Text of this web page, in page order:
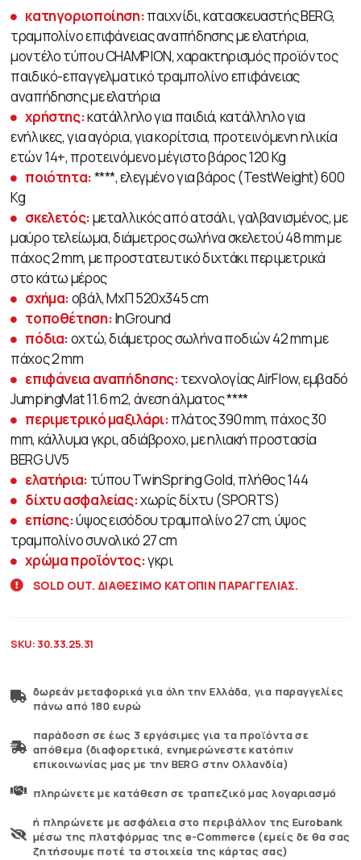
κατηγοριοποίηση:παιχνίδι, κατασκευαστής BERG,
τραμπολίνο επιφάνειας αναπήδησης με ελατήρια,
μοντέλο τύπου CHAMPION, χαρακτηρισμός προϊόντος
παιδικό-επαγγελματικό τραμπολίνο επιφάνειας
αναπήδησης με ελατήρια
χρήστης:κατάλληλο για παιδιά, κατάλληλο για
ενήλικες, για αγόρια, για κορίτσια, προτεινόμενη ηλικία
ετών 14+, προτεινόμενο μέγιστο βάρος 120 Kg
ποιότητα:****, ελεγμένο για βάρος (TestWeight) 600
Kg
σκελετός:μεταλλικός από ατσάλι, γαλβανισμένος, με
μαύρο τελείωμα, διάμετρος σωλήνα σκελετού 48 mm με
πάχος 2 mm, με προστατευτικό διχτάκι περιμετρικά
στο κάτω μέρος
σχήμα:οβάλ, ΜχΠ 520x345 cm
τοποθέτηση:InGround
πόδια:οχτώ, διάμετρος σωλήνα ποδιών 42 mm με
πάχος 2 mm
επιφάνεια αναπήδησης:τεχνολογίας AirFlow, εμβαδό
JumpingMat 11.6 m2, άνεση άλματος ****
περιμετρικό μαξιλάρι:πλάτος 390 mm, πάχος 30
mm, κάλλυμα γκρι, αδιάβροχο, με ηλιακή προστασία
BERG UV5
ελατήρια: τύπου TwinSpring Gold, πλήθος 144
δίχτυ ασφαλείας:χωρίς δίχτυ (SPORTS)
επίσης:ύψος εισόδου τραμπολίνο 27 cm, ύψος
τραμπολίνο συνολικό 27 cm
χρώμα προϊόντος:γκρι
SOLD OUT. ΔΙΑΘΕΣΙΜΟ ΚΑΤΟΠΙΝ ΠΑΡΑΓΓΕΛΙΑΣ.
SKU: 30.33.25.31
δωρεάν μεταφορικά για όλη την Ελλάδα, για παραγγελίες
πάνω από 180 ευρώ
παράδοση σε έως 3 εργάσιμες για τα προϊόντα σε
απόθεμα (διαφορετικά, ενημερώνεστε κατόπιν
επικοινωνίας μας με την BERG στην Ολλανδία)
πληρώνετε με κατάθεση σε τραπεζικό μας λογαριασμό
ή πληρώνετε με ασφάλεια στο περιβάλλον της Eurobank
μέσω της πλατφόρμας της e-Commerce (εμείς δε θα σας
ζητήσουμε ποτέ τα στοιχεία της κάρτας σας)